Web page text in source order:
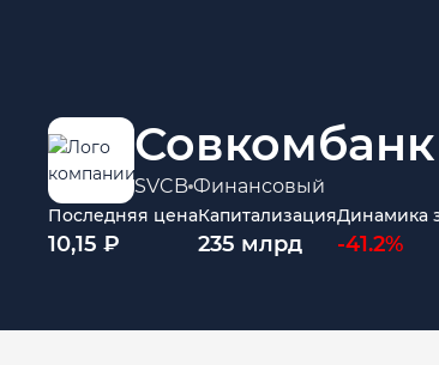
Совкомбанк
SVCB Финансовый
Последняя цена
10,15 ₽
Капитализация
235 млрд
Динамика
-41.2%